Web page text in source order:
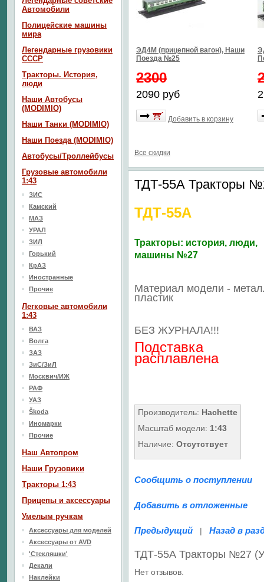
ЭД4М (прицепной вагон), Наши
Поезда №25
2300
2090 руб
Добавить в корзину
Все скидки
ТДТ-55А Тракторы
ТДТ-55А
Тракторы: история, люди,
машины №27
Материал модели -
пластик
БЕЗ ЖУРНАЛА!!!
Подставка
расплавлена
Производитель: Hachette
Масштаб модели: 1:43
Наличие: Отсутствует
Сообщить о поступлении
Добавить в отложенные
Предыдущий | Назад в
ТДТ-55А Тракторы №27
Нет отзывов.
Автомобили
Полицейские машины
мира
Легендарные грузовики
СССР
Тракторы. История,
люди
Наши Автобусы
(MODIMIO)
Наши Танки (MODIMIO)
Наши Поезда (MODIMIO)
Автобусы/Троллейбусы
Грузовые автомобили
1:43
ЗИС
Камский
МАЗ
УРАЛ
ЗИЛ
Горький
КрАЗ
Иностранные
Прочие
Легковые автомобили
1:43
ВАЗ
Волга
ЗАЗ
ЗиС/ЗиЛ
Москвич/ИЖ
РАФ
УАЗ
Škoda
Иномарки
Прочие
Наш Aвтопром
Наши Грузовики
Тракторы 1:43
Прицепы и аксессуары
Умелым ручкам
Аксессуары для моделей
Аксессуары от AVD
'Стекляшки'
Декали
Наклейки